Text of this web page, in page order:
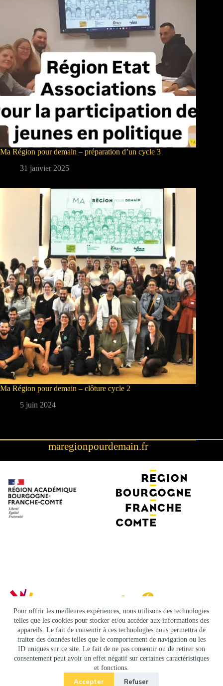
Pour offrir les meilleures expériences, nous utilisons des technologies
telles que les cookies pour stocker et/ou accéder aux informations des
appareils. Le fait de consentir à ces technologies nous permettra de
traiter des données telles que le comportement de navigation ou les
ID uniques sur ce site. Le fait de ne pas consentir ou de retirer son
consentement peut avoir un effet négatif sur certaines caractéristiques
et fonctions.
Accepter Refuser
Ma Région pour demain – préparation d’un cycle 3
31 janvier 2025
Ma Région pour demain – clôture cycle 2
5 juin 2024
maregionpourdemain.fr
Copyright © 2026 -
Infos légales et politique de confidentialité
-Accès admin